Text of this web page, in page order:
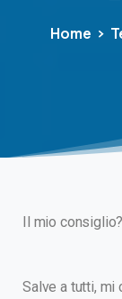
Home
Il mio
Salve a tutti, mi